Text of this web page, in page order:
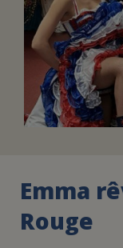
JE DEVIENS
BÉNÉVOLE
Emma
Rouge